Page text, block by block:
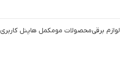
لوازم برقيمحصولات مومکمل هاپنل کاربری